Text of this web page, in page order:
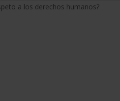
a los derechos humanos?